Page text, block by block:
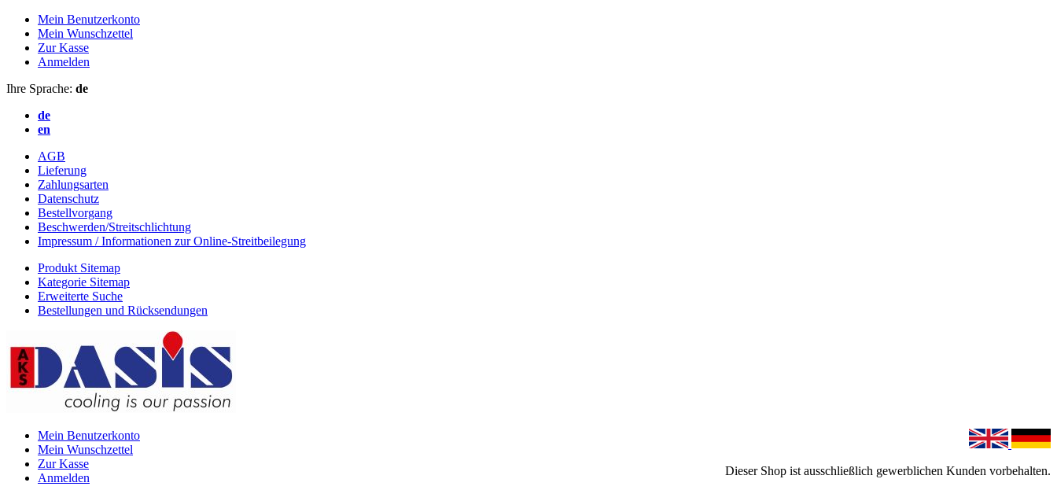
Mein Benutzerkonto
Mein Wunschzettel
Zur Kasse
Anmelden
Ihre Sprache: de
de
en
AGB
Lieferung
Zahlungsarten
Datenschutz
Bestellvorgang
Beschwerden/Streitschlichtung
Impressum / Informationen zur Online-Streitbeilegung
Produkt Sitemap
Kategorie Sitemap
Erweiterte Suche
Bestellungen und Rücksendungen
Dieser Shop ist ausschließlich gewerblichen Kunden vorbehalten.
Mein Benutzerkonto
Mein Wunschzettel
Zur Kasse
Anmelden